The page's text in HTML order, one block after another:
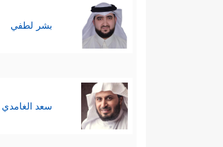
بشر لطفي
سعد الغامدي